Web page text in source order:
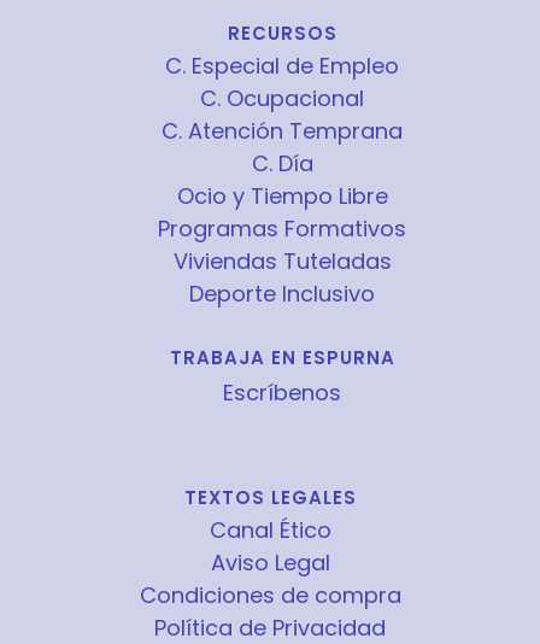
RECURSOS
C. Especial de Empleo
C. Ocupacional
C. Atención Temprana
C. Día
Ocio y Tiempo Libre
Programas Formativos
Viviendas Tuteladas
Deporte Inclusivo
TRABAJA EN ESPURNA
Escríbenos
TEXTOS LEGALES
Canal Ético
Aviso Legal
Condiciones de compra
Política de Privacidad